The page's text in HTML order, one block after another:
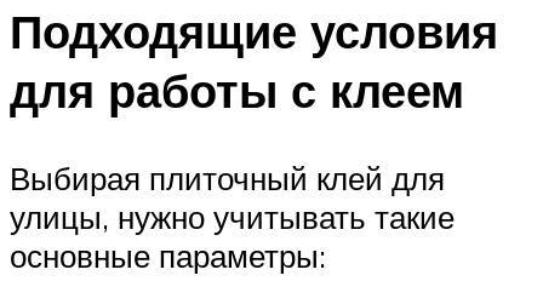
Подходящие условия
для работы с клеем
Выбирая плиточный клей для
улицы, нужно учитывать такие
основные параметры: